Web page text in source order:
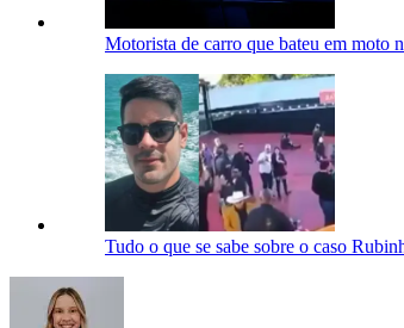
Motorista de carro que bateu em moto
Tudo o que se sabe sobre o caso